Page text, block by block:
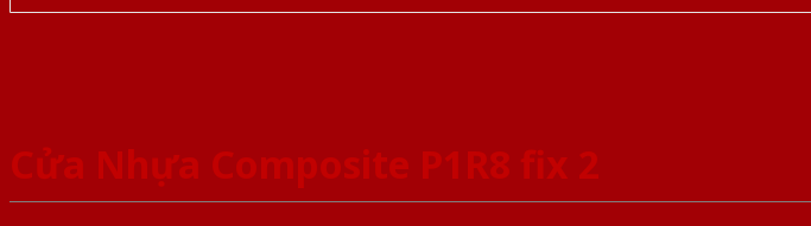
Cửa Nhựa Composite P1R8 fix 2